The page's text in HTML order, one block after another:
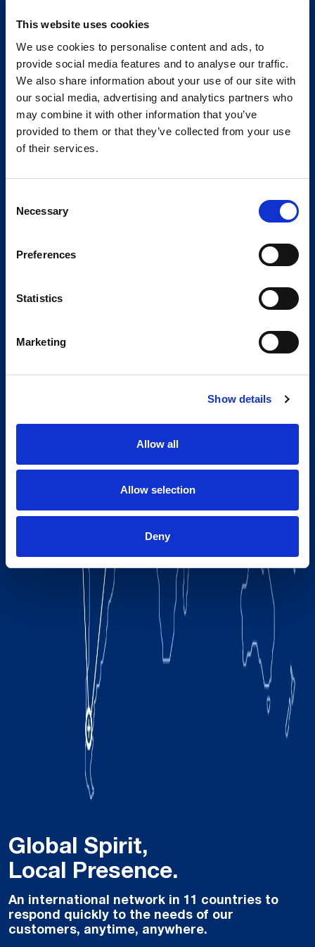
This website uses cookies
We use cookies to personalise content and ads, to
provide social media features and to analyse our traffic.
We also share information about your use of our site with
our social media, advertising and analytics partners who
may combine it with other information that you’ve
provided to them or that they’ve collected from your use
of their services.
Selection
Necessary
Preferences
Statistics
Marketing
Show details
Allow all
Allow selection
Deny
Global Spirit,
Local Presence.
An international network in 11 countries to
respond quickly to the needs of our
customers, anytime, anywhere.